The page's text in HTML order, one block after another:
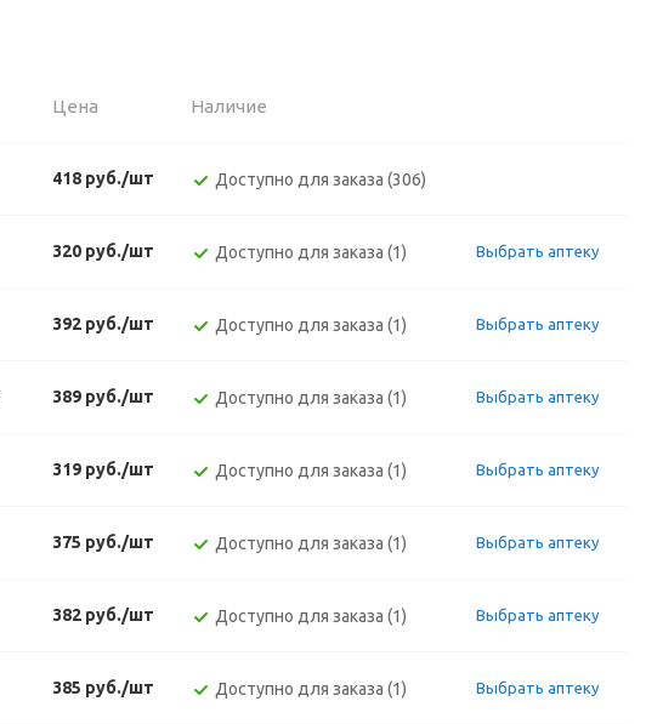
Цена Наличие
418 руб./шт Доступно для заказа (306)
320 руб./шт Доступно для заказа (1) Выбрать аптеку
392 руб./шт Доступно для заказа (1) Выбрать аптеку
389 руб./шт Доступно для заказа (1) Выбрать аптеку
319 руб./шт Доступно для заказа (1) Выбрать аптеку
375 руб./шт Доступно для заказа (1) Выбрать аптеку
382 руб./шт Доступно для заказа (1) Выбрать аптеку
385 руб./шт Доступно для заказа (1) Выбрать аптеку